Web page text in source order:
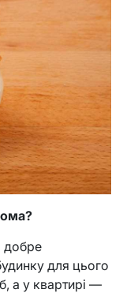
добре
для цього
а у квартирі —